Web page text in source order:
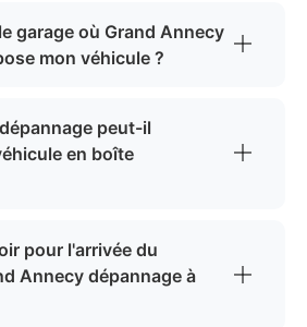
garage où Grand Annecy
mon véhicule ?
peut-il
en boîte
pour l'arrivée du
Annecy dépannage à